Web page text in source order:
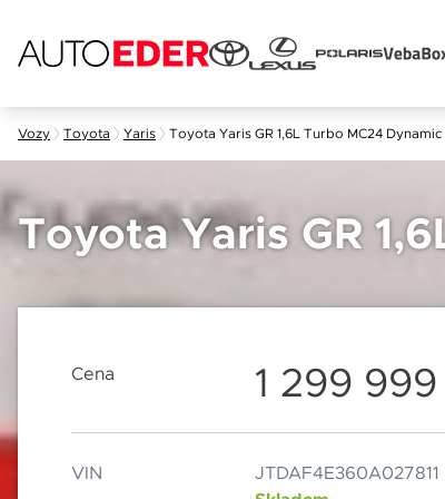
Vozy Toyota Yaris Toyota Yaris GR 1,6L Turbo MC24 Dynamic
Toyota Yaris GR
Cena 1 299
VIN JTDAF4E360A027811